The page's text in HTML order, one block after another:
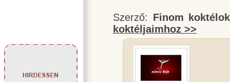
Szerző: Finom koktélok
koktéljaimhoz >>